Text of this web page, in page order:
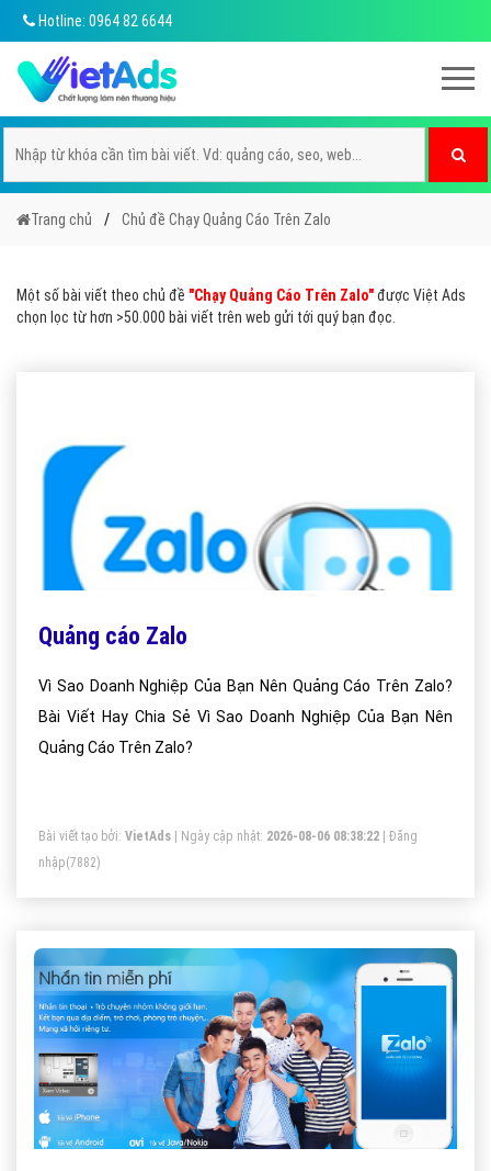
Hotline: 0964 82 6644
Trang chủ Chủ đề Chạy Quảng Cáo Trên Zalo
Một số bài viết theo chủ đề "Chạy Quảng Cáo Trên Zalo"được Việt Ads
chọn lọc từ hơn >50.000 bài viết trên web gửi tới quý bạn đọc.
Quảng cáo Zalo
Vì Sao Doanh Nghiệp Của Bạn Nên Quảng Cáo Trên Zalo?
Bài Viết Hay Chia Sẻ Vì Sao Doanh Nghiệp Của Bạn Nên
Quảng Cáo Trên Zalo?
Bài viết tạo bởi: VietAds | Ngày cập nhật: 2026-08-06 08:38:22
Đăng
nhập(7882)